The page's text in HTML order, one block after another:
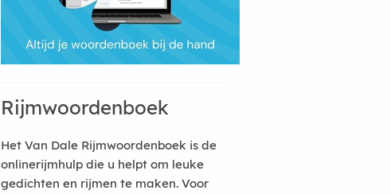
Rijmwoordenboek
Het Van Dale Rijmwoordenboek is de
onlinerijmhulp die u helpt om leuke
gedichten en rijmen te maken. Voor